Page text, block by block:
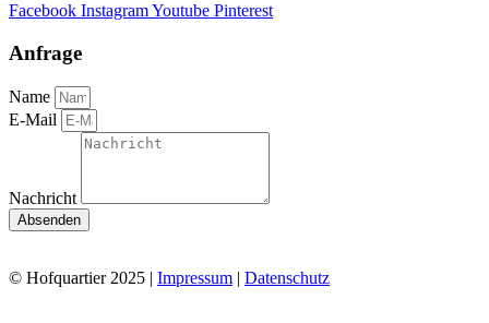
Facebook InstagramYoutube Pinterest
Anfrage
Name
E-Mail
Nachricht
Absenden
© Hofquartier 2025 | Impressum | Datenschutz